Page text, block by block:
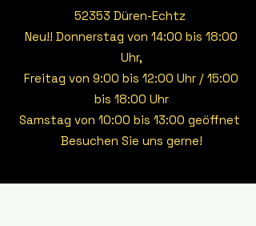
52353 Düren-Echtz
Neu!! Donnerstag von 14:00 bis 18:00
Uhr,
Freitag von 9:00 bis 12:00 Uhr / 15:00
bis 18:00 Uhr
Samstag von 10:00 bis 13:00 geöffnet
Besuchen Sie uns gerne!